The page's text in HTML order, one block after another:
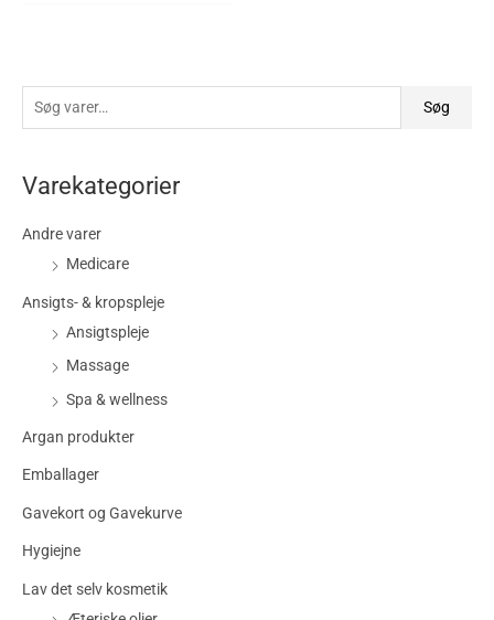
Søg
Varekategorier
Andre varer
Medicare
Ansigts- & kropspleje
Ansigtspleje
Massage
Spa & wellness
Argan produkter
Emballager
Gavekort og Gavekurve
Hygiejne
Lav det selv kosmetik